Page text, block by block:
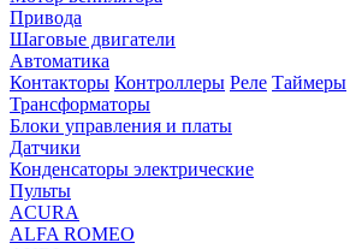
Привода
Шаговые двигатели
Автоматика
Контакторы Контроллеры Реле Таймеры
Трансформаторы
Блоки управления и платы
Датчики
Конденсаторы электрические
Пульты
ACURA
ALFA ROMEO